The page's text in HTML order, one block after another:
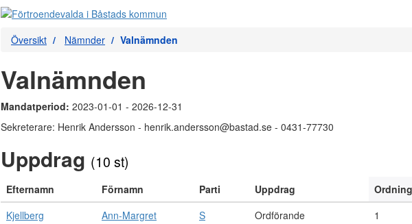
Översikt Nämnder Valnämnden
Valnämnden
Mandatperiod: 2023-01-01 - 2026-12-31
Sekreterare: Henrik Andersson - henrik.andersson@bastad.se - 0431-77730
Uppdrag (10 st)
Efternamn Förnamn Parti Uppdrag
Kjellberg
Ann-Margret S Ordförande
1